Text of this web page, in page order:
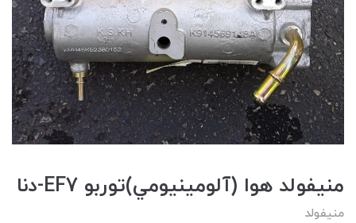
منيفولد هوا (آلومينيومي)توربو EF7-دنا
منیفولد